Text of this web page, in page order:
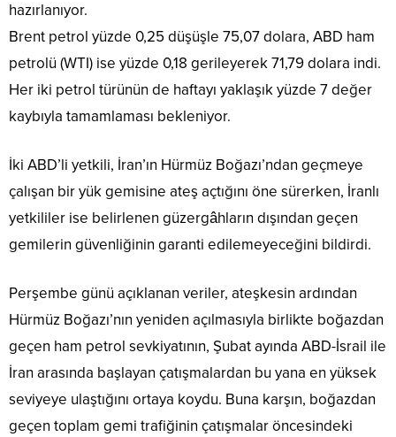
hazırlanıyor.
Brent petrol yüzde 0,25 düşüşle 75,07 dolara, ABD ham
petrolü (WTI) ise yüzde 0,18 gerileyerek 71,79 dolara indi.
Her iki petrol türünün de haftayı yaklaşık yüzde 7 değer
kaybıyla tamamlaması bekleniyor.
İki ABD’li yetkili, İran’ın Hürmüz Boğazı’ndan geçmeye
çalışan bir yük gemisine ateş açtığını öne sürerken, İranlı
yetkililer ise belirlenen güzergâhların dışından geçen
gemilerin güvenliğinin garanti edilemeyeceğini bildirdi.
Perşembe günü açıklanan veriler, ateşkesin ardından
Hürmüz Boğazı’nın yeniden açılmasıyla birlikte boğazdan
geçen ham petrol sevkiyatının, Şubat ayında ABD-İsrail ile
İran arasında başlayan çatışmalardan bu yana en yüksek
seviyeye ulaştığını ortaya koydu. Buna karşın, boğazdan
geçen toplam gemi trafiğinin çatışmalar öncesindeki